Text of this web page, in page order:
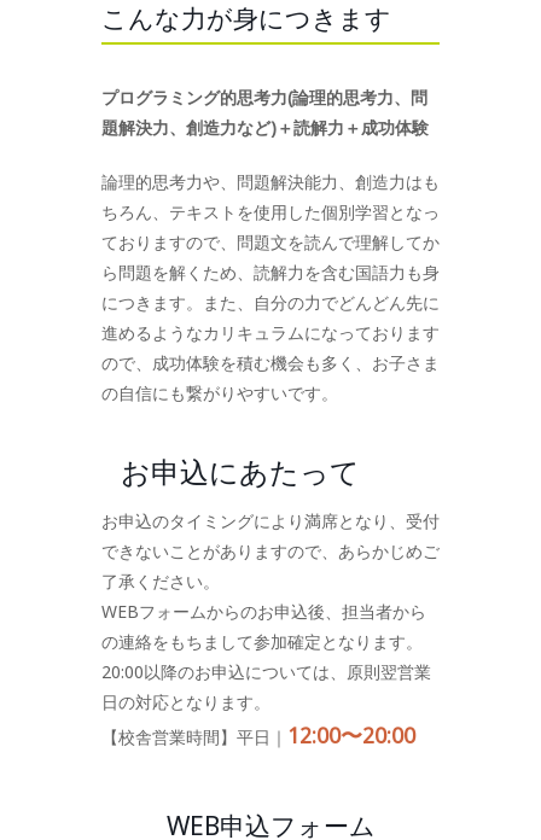
こんな力が身につきます
プログラミング的思考力(論理的思考力、問
題解決力、創造力など)＋読解力＋成功体験
論理的思考力や、問題解決能力、創造力はも
ちろん、テキストを使用した個別学習となっ
ておりますので、問題文を読んで理解してか
ら問題を解くため、読解力を含む国語力も身
につきます。また、自分の力でどんどん先に
進めるようなカリキュラムになっております
ので、成功体験を積む機会も多く、お子さま
の自信にも繋がりやすいです。
お申込にあたって
お申込のタイミングにより満席となり、受付
できないことがありますので、あらかじめご
了承ください。
WEBフォームからのお申込後、担当者から
の連絡をもちまして参加確定となります。
20:00以降のお申込については、原則翌営業
日の対応となります。
【校舎営業時間】平日｜ 12:00〜20:00
WEB申込フォーム